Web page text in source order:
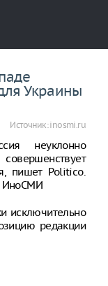
Украины
Источник:inosmi.ru
неуклонно
пишет Politico.
ИноСМИ
исключительно
редакции